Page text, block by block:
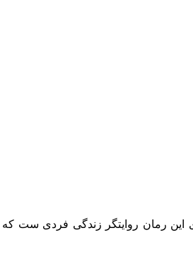
این رمان روایتگر زندگی فردی ست